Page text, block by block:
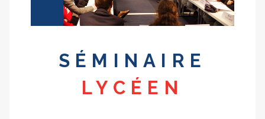
SÉMINAIRE
LYCÉEN